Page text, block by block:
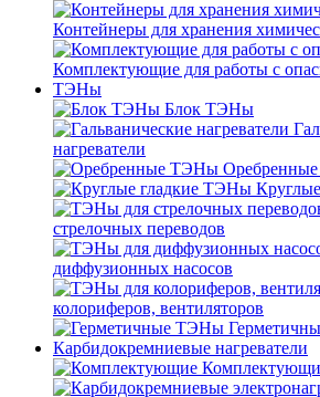
Контейнеры для хранения
Комплектующие для работы с
ТЭНы
Блок ТЭНы
нагреватели
стрелочных переводов
диффузионных насосов
колориферов, вентиляторов
Карбидокремниевые нагреватели